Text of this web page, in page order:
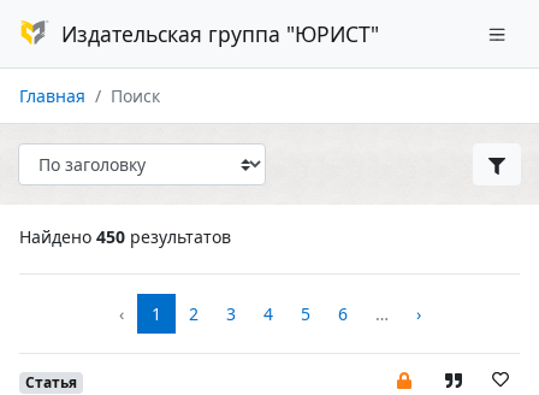
Издательская группа "ЮРИСТ"
Главная Поиск
Найдено 450 результатов
‹ 1 2 3 4 5 6 … ›
Статья